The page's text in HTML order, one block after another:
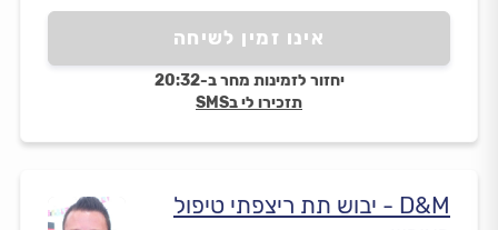
אינו זמין לשיחה
יחזור לזמינות מחר ב-20:32
תזכירו לי בSMS
D&M - יבוש תת ריצפתי טיפול